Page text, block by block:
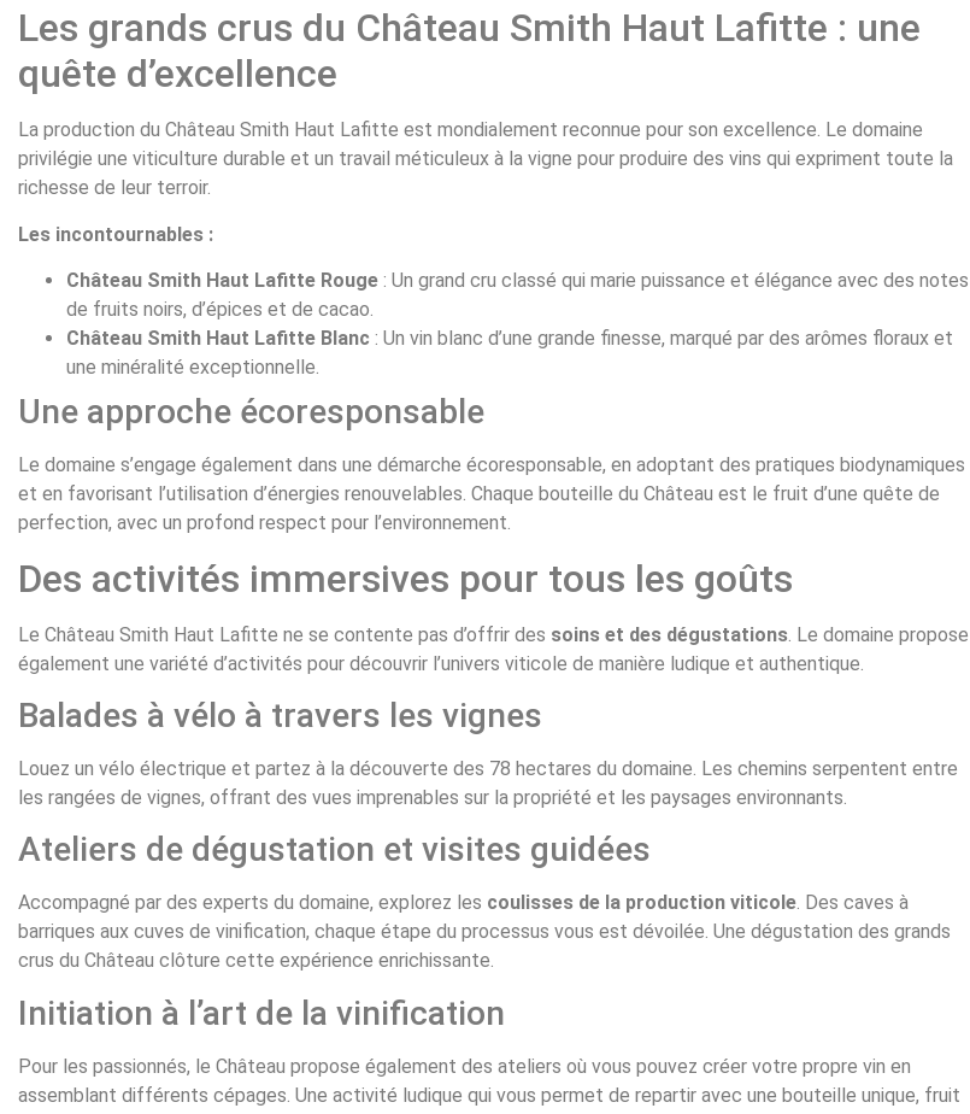
Les grands crus du Château Smith Haut Lafitte : une
quête d’excellence
La production du Château Smith Haut Lafitte est mondialement reconnue pour son excellence. Le domaine
privilégie une viticulture durable et un travail méticuleux à la vigne pour produire des vins qui expriment toute la
richesse de leur terroir.
Les incontournables :
Château Smith Haut Lafitte Rouge : Un grand cru classé qui marie puissance et élégance avec des notes
de fruits noirs, d’épices et de cacao.
Château Smith Haut Lafitte Blanc : Un vin blanc d’une grande finesse, marqué par des arômes floraux et
une minéralité exceptionnelle.
Une approche écoresponsable
Le domaine s’engage également dans une démarche écoresponsable, en adoptant des pratiques biodynamiques
et en favorisant l’utilisation d’énergies renouvelables. Chaque bouteille du Château est le fruit d’une quête de
perfection, avec un profond respect pour l’environnement.
Des activités immersives pour tous les goûts
Le Château Smith Haut Lafitte ne se contente pas d’offrir des soins et des dégustations . Le domaine propose
également une variété d’activités pour découvrir l’univers viticole de manière ludique et authentique.
Balades à vélo à travers les vignes
Louez un vélo électrique et partez à la découverte des 78 hectares du domaine. Les chemins serpentent entre
les rangées de vignes, offrant des vues imprenables sur la propriété et les paysages environnants.
Ateliers de dégustation et visites guidées
Accompagné par des experts du domaine, explorez les coulisses de la production viticole. Des caves à
barriques aux cuves de vinification, chaque étape du processus vous est dévoilée. Une dégustation des grands
crus du Château clôture cette expérience enrichissante.
Initiation à l’art de la vinification
Pour les passionnés, le Château propose également des ateliers où vous pouvez créer votre propre vin en
assemblant différents cépages. Une activité ludique qui vous permet de repartir avec une bouteille unique, fruit